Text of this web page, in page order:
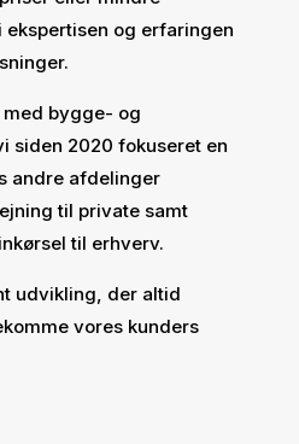
og erfaringen
bygge- og
siden 2020 fokuseret en
andre afdelinger
til private samt
til erhverv.
udvikling, der altid
vores kunders